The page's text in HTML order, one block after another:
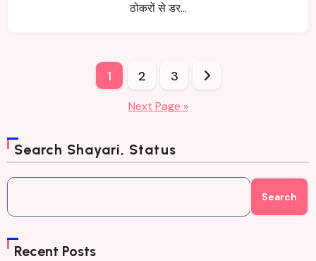
Search Shayari, Status
Search
Recent Posts
ठोकरों से डर…
1 2 3
Next Page »